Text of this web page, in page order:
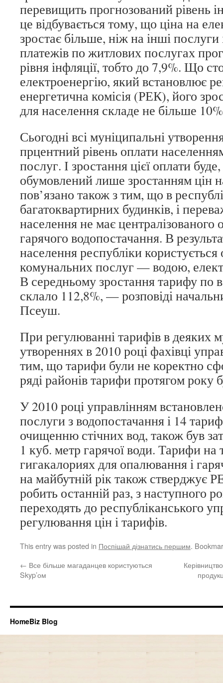
перевищить прогнозований рівень
це відбувається тому, що ціна на
зростає більше, ніж на інші
платежів по житлових послугах
рівня інфляції, тобто до 7,9%. Що
електроенергію, який встановлює
енергетична комісія (РЕК), його
для населення складе не більше
Сьогодні всі муніципальні
прцентний рівень оплати
послуг. І зростання цієї оплати
обумовлений лише зростанням цін
пов’язано також з тим, що в
багатоквартирних будинків, і
населення не має централізованого
гарячого водопостачання. В
населення республіки
комунальних послуг — водою,
В середньому зростання тарифу по
склало 112,8%, — розповіді
Псеуш.
При регулюванні тарифів в деяких
утвореннях в 2010 році фахівці
тим, що тарифи були не коректно
ряді районів тарифи протягом року
У 2010 році управлінням
послуги з водопостачання і 14
очищенню стічних вод, також був
1 куб. метр гарячої води. Тарифи на
гигакалориях для опалювання і
на майбутній рік також стверджує
робить останній раз, з наступного
переходять до республіканського
регулювання цін і тарифів.
This entry was posted in Поспішай дізнатись першим.
← Все більше магаданцев користуються
Skyp’ом
HomeBiz Blog